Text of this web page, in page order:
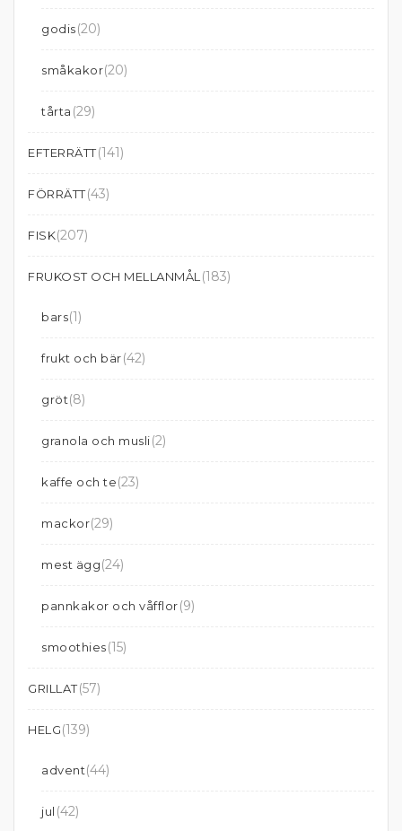
godis(20)
småkakor(20)
tårta (29)
EFTERRÄTT(141)
FÖRRÄTT(43)
FISK(207)
FRUKOST OCH MELLANMÅL (183)
bars(1)
frukt och bär(42)
gröt(8)
granola och musli(2)
kaffe och te(23)
mackor(29)
mest ägg(24)
pannkakor och våfflor(9)
smoothies(15)
GRILLAT(57)
HELG(139)
advent(44)
jul (42)